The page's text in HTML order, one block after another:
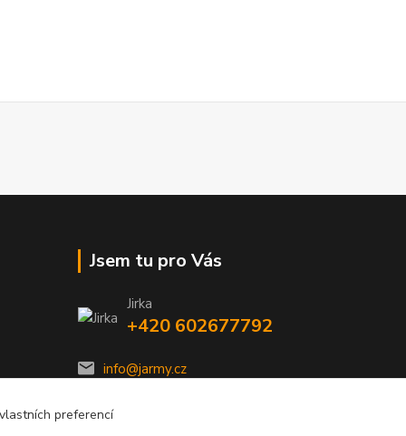
Jsem tu pro Vás
Jirka
+420 602677792
info@jarmy.cz
preferencí